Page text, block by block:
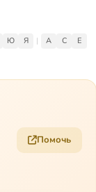
Ю Я | A C
E
Помочь